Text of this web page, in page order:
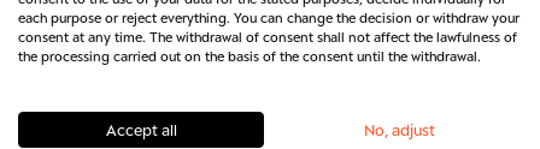
Rechtliches & Regulatorik
Vertrag widerrufen Kontakt
each purpose or reject everything. You can change the decision or withdraw your
consent at any time. The withdrawal of consent shall not affect the lawfulness of
the processing carried out on the basis of the consent until the withdrawal.
Accept all No, adjust